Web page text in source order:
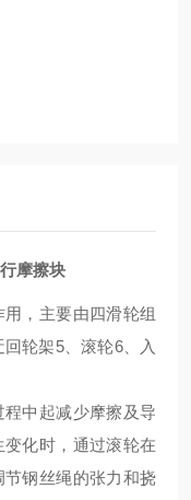
摩擦块
，主要由四滑轮组
轮架5、滚轮6、入
中起减少摩擦及导
化时，通过滚轮在
钢丝绳的张力和挠